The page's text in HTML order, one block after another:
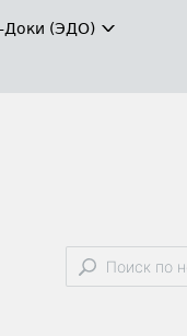
Доки (ЭДО)